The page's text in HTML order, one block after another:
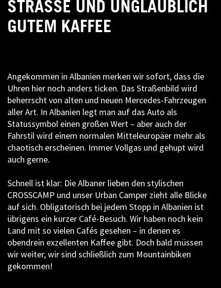
STRASSE UND UNGLAUBLICH G
UTEM KAFFEE
Angekommen in Albanien merken wir sofort, dass die
Uhren hier noch anders ticken. Das Straßenbild wird
beherrscht von alten und neuen Mercedes-Fahrzeugen
aller Art. In Albanien legt man auf das Auto als
Statussymbol einen großen Wert – aber auch der
Fahrstil wird einem normalen Mitteleuropäer mehr als
chaotisch erscheinen. Immer Vollgas und gehupt wird
auch gerne.
Schnell ist klar: Die Albaner lieben den stylischen
CROSSCAMP und unser Urban Camper zieht alle Blicke
auf sich. Obligatorisch bei jedem Stopp in Albanien ist
übrigens ein kurzer Café-Besuch. Wir haben noch kein
Land mit so vielen Cafés gesehen – in denen es
obendrein exzellenten Kaffee gibt. Doch bald müssen
wir weiter, wir sind schließlich zum Mountainbiken
gekommen!